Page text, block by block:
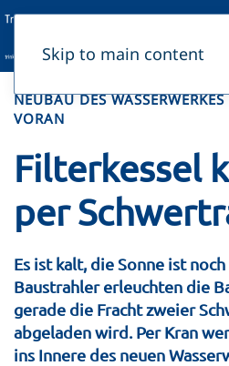
Skip to main content
NEUBAU DES
VORAN
Filterkessel
per
Es ist kalt, die Sonne ist
Baustrahler erleuchten die
gerade die Fracht zweier
abgeladen wird. Per Kran
ins Innere des neuen